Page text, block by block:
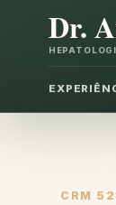
Dr.
CRM